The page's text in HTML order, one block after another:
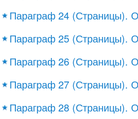
Параграф 24 (Страницы).
Параграф 25 (Страницы).
Параграф 26 (Страницы).
Параграф 27 (Страницы).
Параграф 28 (Страницы).